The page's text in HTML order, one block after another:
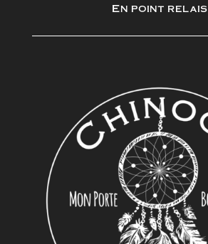
En point relais